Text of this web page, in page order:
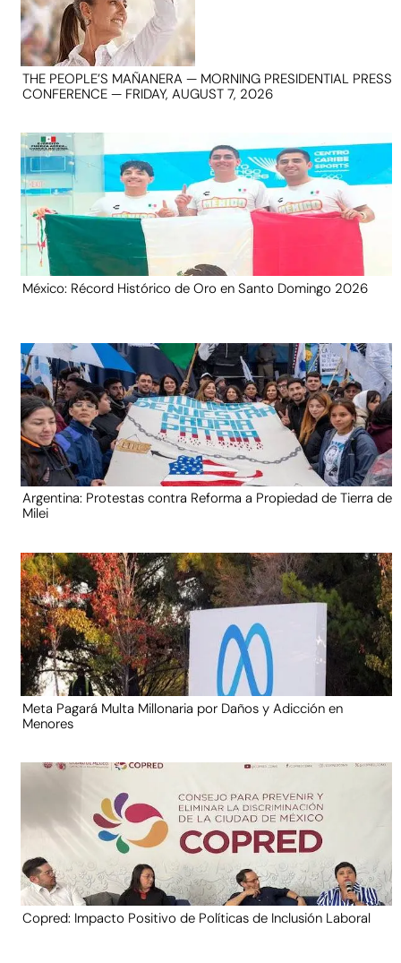
THE PEOPLE’S MAÑANERA — MORNING PRESIDENTIAL PRESS
CONFERENCE — FRIDAY, AUGUST 7, 2026
México: Récord Histórico de Oro en Santo Domingo 2026
Argentina: Protestas contra Reforma a Propiedad de Tierra de
Milei
Meta Pagará Multa Millonaria por Daños y Adicción en
Menores
Copred: Impacto Positivo de Políticas de Inclusión Laboral